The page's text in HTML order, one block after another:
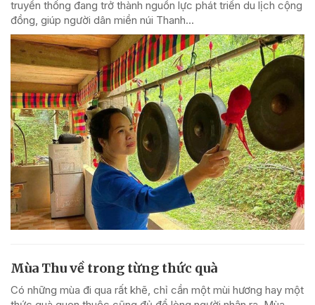
truyền thống đang trở thành nguồn lực phát triển du lịch cộng
đồng, giúp người dân miền núi Thanh...
Mùa Thu về trong từng thức quà
Có những mùa đi qua rất khẽ, chỉ cần một mùi hương hay một